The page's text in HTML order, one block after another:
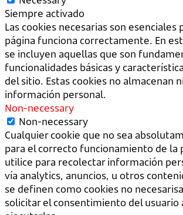
Siempre activado
Las cookies necesarias son esenciales
página funciona correctamente. En
se incluyen aquellas que son
funcionalidades básicas y
del sitio. Estas cookies no almacenan
información personal.
Non-necessary
Non-necessary
Cualquier cookie que no sea
para el correcto funcionamiento de la
utilice para recolectar información
vía analytics, anuncios, u otros
se definen como cookies no
solicitar el consentimiento del usuario